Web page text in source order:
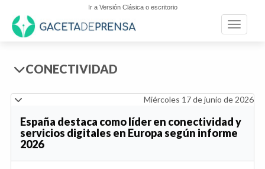
Ir a Versión Clásica o escritorio
Toggle
CONECTIVIDAD
Miércoles 17 de junio de 2026
España destaca como líder en conectividad y
servicios digitales en Europa según informe
2026